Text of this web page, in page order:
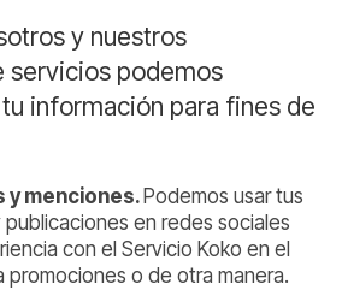
y nuestros
servicios podemos
información para fines de
y menciones. Podemos usar tus
en redes sociales
con el Servicio Koko en el
promociones o de otra manera.